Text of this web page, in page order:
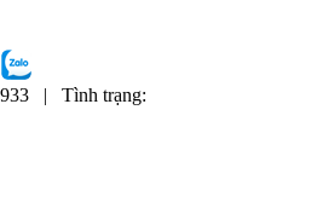
| Tình trạng: